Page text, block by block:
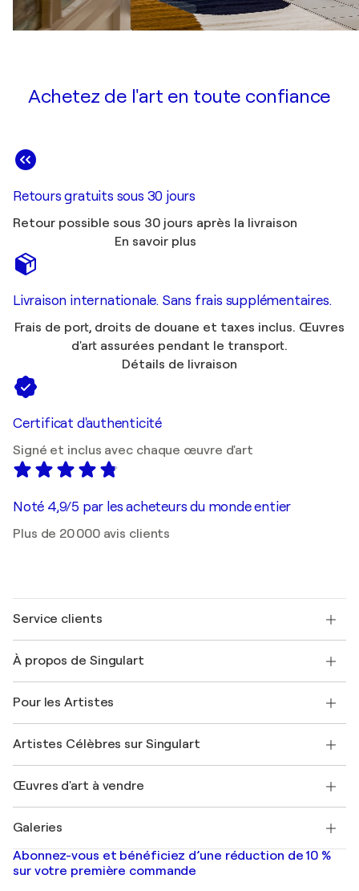
Achetez de l'art en toute confiance
Retours gratuits sous 30 jours
Retour possible sous 30 jours après la livraison
En savoir plus
Livraison internationale. Sans frais supplémentaires.
Frais de port, droits de douane et taxes inclus. Œuvres
d'art assurées pendant le transport.
Détails de livraison
Certificat d'authenticité
Signé et inclus avec chaque œuvre d'art
Noté 4,9/5 par les acheteurs du monde entier
Plus de 20 000 avis clients
Service clients
Expédition
Offrir une carte cadeau
Rejoignez notre programme commercial
Mon compte
+33 1 76 44 06 42
À propos de Singulart
FAQ
Magazine Singulart
Emplois
Découvrez une sélection d'art original
Pour les Artistes
Se connecter en tant qu'Artiste
Artistes Célèbres sur Singulart
Marc Chagall
Banksy
Mr. Brainwash
Shepard Fairey
Œuvres d'art à vendre
Tableaux abstraits à vendre
Peintures de paysage
Estampes
Galeries
Galeries d'art en France
Galeries d'art en Belgique
Abonnez-vous et bénéficiez d’une réduction de 10 %
sur votre première commande